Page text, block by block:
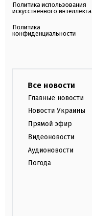
Политика использования
искусственного интеллекта
Политика
конфиденциальности
Все новости
Главные новости
Новости Украины
Прямой эфир
Видеоновости
Аудионовости
Погода